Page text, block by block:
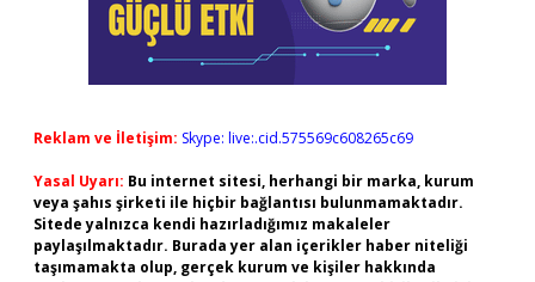
Reklam ve İletişim: Skype: live:.cid.575569c608265c69
Yasal Uyarı: Bu internet sitesi, herhangi bir marka, kurum
veya şahıs şirketi ile hiçbir bağlantısı bulunmamaktadır.
Sitede yalnızca kendi hazırladığımız makaleler
paylaşılmaktadır. Burada yer alan içerikler haber niteliği
taşımamakta olup, gerçek kurum ve kişiler hakkında